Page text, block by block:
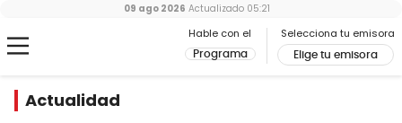
Hable con el
Programa
Selecciona tu emisora
Elige tu emisora
09 ago 2026 Actualizado 05:21
Actualidad